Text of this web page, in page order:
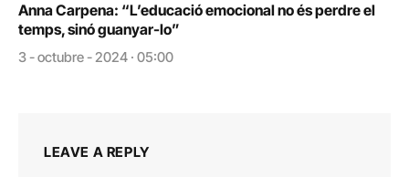
Anna Carpena: “L’educació emocional no és perdre el
temps, sinó guanyar-lo”
3 - octubre - 2024 · 05:00
LEAVE A REPLY